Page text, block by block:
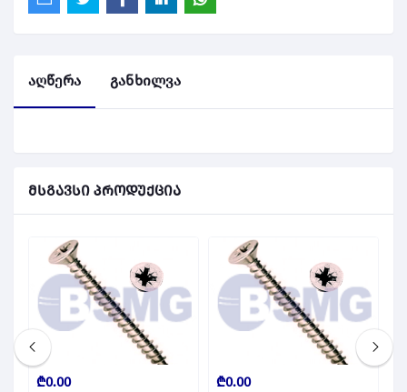
აღწერა განხილვა
მსგავსი პროდუქცია
₾0.00 ₾0.00